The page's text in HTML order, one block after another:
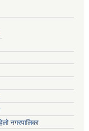
नगरपालिका